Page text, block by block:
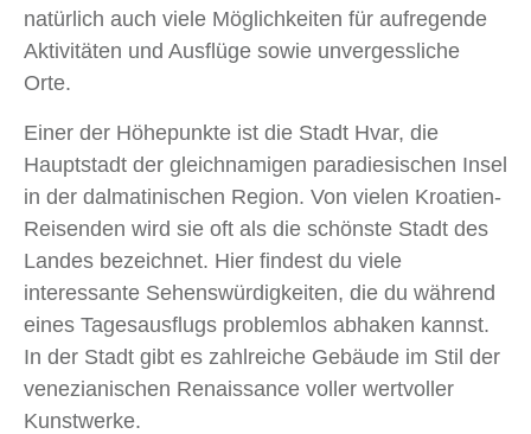
natürlich auch viele Möglichkeiten für aufregende
Aktivitäten und Ausflüge sowie unvergessliche
Orte.
Einer der Höhepunkte ist die Stadt Hvar, die
Hauptstadt der gleichnamigen paradiesischen Insel
in der dalmatinischen Region. Von vielen Kroatien-
Reisenden wird sie oft als die schönste Stadt des
Landes bezeichnet. Hier findest du viele
interessante Sehenswürdigkeiten, die du während
eines Tagesausflugs problemlos abhaken kannst.
In der Stadt gibt es zahlreiche Gebäude im Stil der
venezianischen Renaissance voller wertvoller
Kunstwerke.